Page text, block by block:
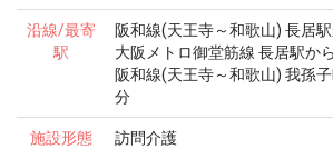
沿線/最寄
駅
阪和線(天王寺～和歌山) 長居
大阪メトロ御堂筋線 長居駅か
阪和線(天王寺～和歌山) 我孫
分
施設形態 訪問介護